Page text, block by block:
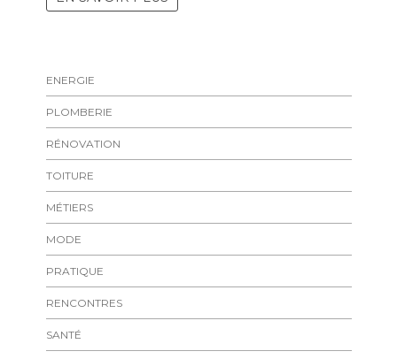
ENERGIE
PLOMBERIE
RÉNOVATION
TOITURE
MÉTIERS
MODE
PRATIQUE
RENCONTRES
SANTÉ